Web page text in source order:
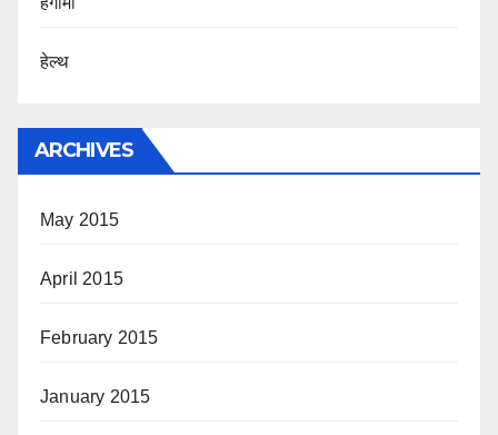
हेल्थ
ARCHIVES
May 2015
April 2015
February 2015
January 2015